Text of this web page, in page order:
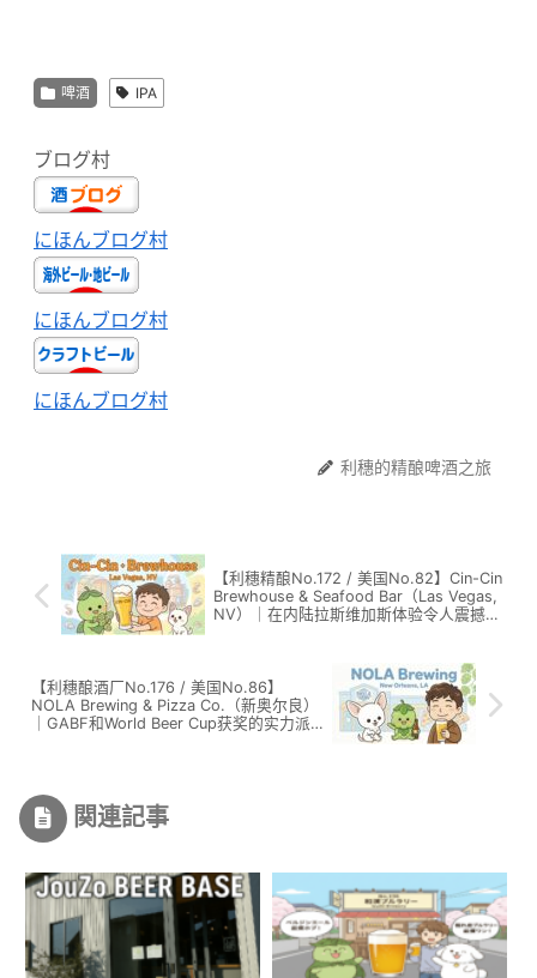
啤酒 IPA
ブログ村
にほんブログ村
にほんブログ村
にほんブログ村
利穗的精酿啤酒之旅
【利穗精酿No.172 / 美国No.82】Cin-Cin
Brewhouse & Seafood Bar（Las Vegas,
NV）｜在内陆拉斯维加斯体验令人震撼的
【利穗酿酒厂No.176 / 美国No.86】
NOLA Brewing & Pizza Co.（新奥尔良）
｜GABF和World Beer Cup获奖的实力派
関連記事